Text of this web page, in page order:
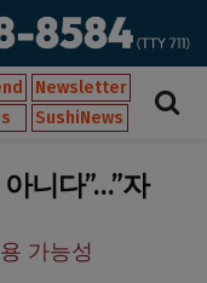
Newsletter
SushiNews
니다”…”자
가능성